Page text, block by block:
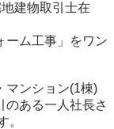
建物取引士在
ーム工事」をワン
マンション(1棟)
のある一人社長さ
。